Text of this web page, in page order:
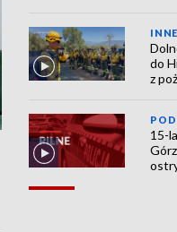
INNE
do
z
POD
15-